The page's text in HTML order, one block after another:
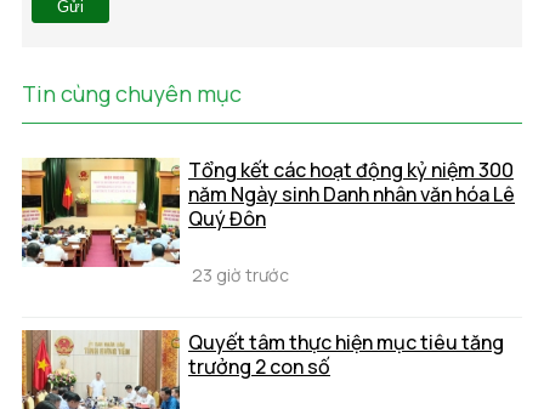
Gửi
Tin cùng chuyên mục
Tổng kết các hoạt động kỷ niệm 300
năm Ngày sinh Danh nhân văn hóa Lê
Quý Đôn
23 giờ trước
Quyết tâm thực hiện mục tiêu tăng
trưởng 2 con số